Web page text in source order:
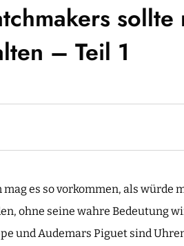
sollte
– Teil 1
es so vorkommen, als würde
ohne seine wahre Bedeutung
und Audemars Piguet sind